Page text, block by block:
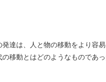
達は、人と物の移動をより容易
移動とはどのようなものであ